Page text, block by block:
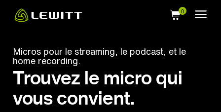
Micros pour le streaming, le podcast, et le
home recording.
Trouvez le micro qui
vous convient.